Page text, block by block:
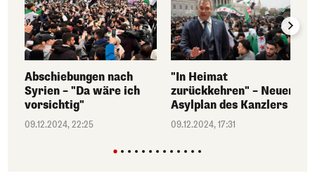
Abschiebungen nach
Syrien – "Da wäre ich
vorsichtig"
09.12.2024, 22:25
"In Heimat
zurückkehren" – Neuer
Asylplan des Kanzlers
09.12.2024, 17:31